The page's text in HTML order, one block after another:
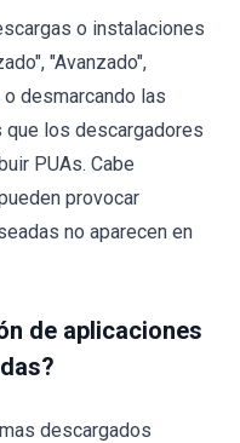
o instalaciones
"Avanzado",
desmarcando las
los descargadores
PUAs. Cabe
provocar
no aparecen en
de aplicaciones
descargados